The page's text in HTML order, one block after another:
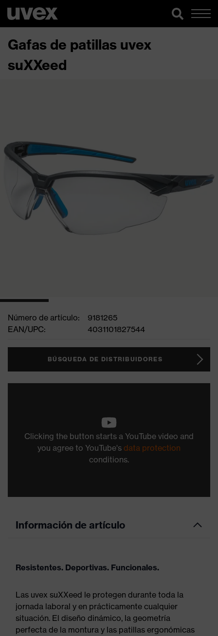
Gafas de patillas uvex
suXXeed
Número de artículo:
9181265
EAN/UPC:
4031101827544
BÚSQUEDA DE DISTRIBUIDORES
Clicking the button starts a YouTube video and
you agree to YouTube's data protection
conditions.
Información de artículo
Resistentes. Deportivas. Funcionales.
Las uvex suXXeed le protegen durante toda la
jornada laboral y en prácticamente cualquier
situación. El diseño dinámico, la geometría
perfecta de la montura y las patillas ergonómicas